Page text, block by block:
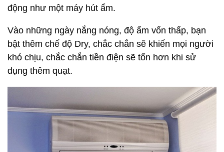
động như một máy hút ẩm.
Vào những ngày nắng nóng, độ ẩm vốn thấp, bạn
bật thêm chế độ Dry, chắc chắn sẽ khiến mọi người
khó chịu, chắc chắn tiền điện sẽ tốn hơn khi sử
dụng thêm quạt.